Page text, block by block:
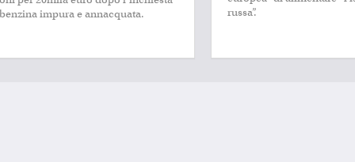
impura e annacquata.
russa”.